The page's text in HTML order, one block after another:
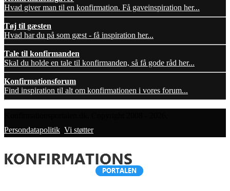
Hvad giver man til en konfirmation. Få gaveinspiration her...
Tøj til gæsten
Hvad har du på som gæst - få inspiration her...
Tale til konfirmanden
Skal du holde en tale til konfirmanden, så få gode råd her...
Konfirmationsforum
Find inspiration til alt om konfirmationen i vores forum...
Persondatapolitik Vi støtter